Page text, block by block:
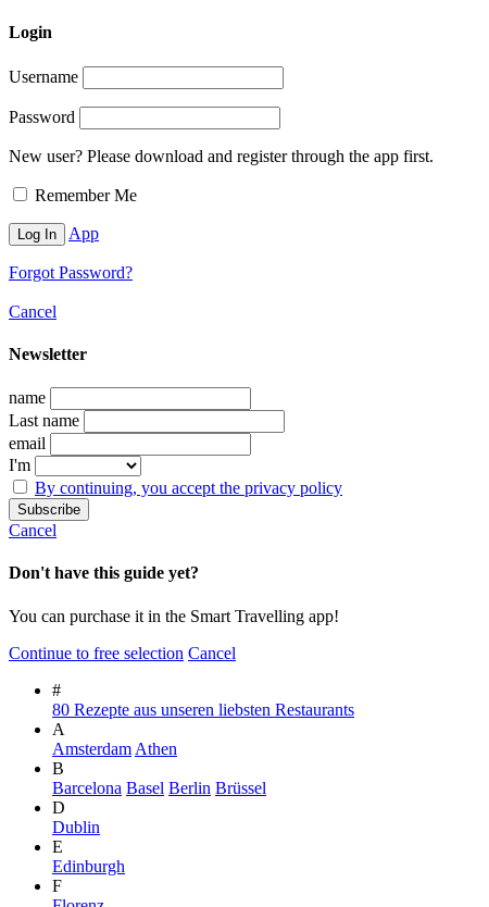
Login
Username
Password
New user? Please download and register through the app first.
Remember Me
App
Forgot Password?
Cancel
Newsletter
name
Last name
email
I'm
By continuing, you accept the privacy policy
Cancel
Don't have this guide yet?
You can purchase it in the Smart Travelling app!
Continue to free selection Cancel
#
80 Rezepte aus unseren liebsten Restaurants
A
Amsterdam Athen
B
Barcelona Basel Berlin Brüssel
D
Dublin
E
Edinburgh
F